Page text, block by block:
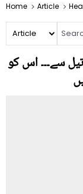
Home Article
سے۔۔۔ اس کو